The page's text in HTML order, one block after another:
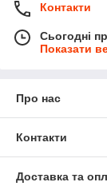
Контакти
Сьогодні
Показати
Про нас
Контакти
Доставка та